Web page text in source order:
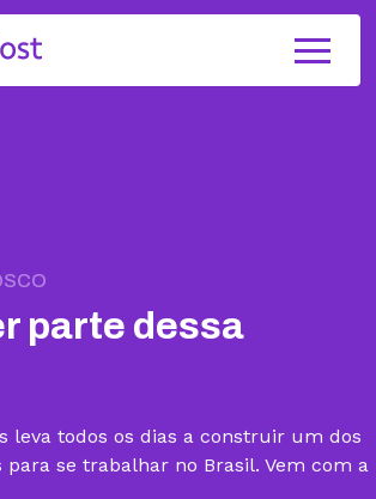
parte dessa
leva todos os dias a construir um dos
se trabalhar no Brasil. Vem com a